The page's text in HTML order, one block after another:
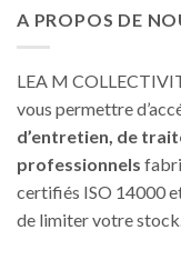
A PROPOS DE
LEA M
vous permettre
d’entretien, de
professionnels
certifiés ISO 14000
de limiter votre stock.